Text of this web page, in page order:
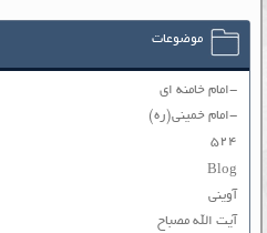
موضوعات
-امام خامنه ای
-امام خمینی(ره)
۵۲۴
Blog
آوینی
آیت الله مصباح